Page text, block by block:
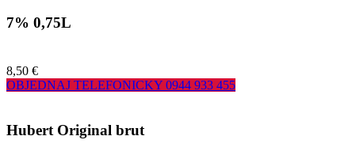
7% 0,75L
8,50 €
OBJEDNAJ TELEFONICKY 0944 933 455
Hubert Original brut